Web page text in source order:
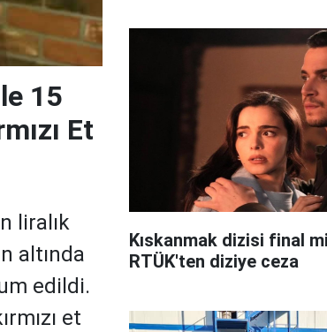
15
Et
liralık
altında
edildi.
et
Kıskanmak dizisi final
RTÜK'ten diziye ceza